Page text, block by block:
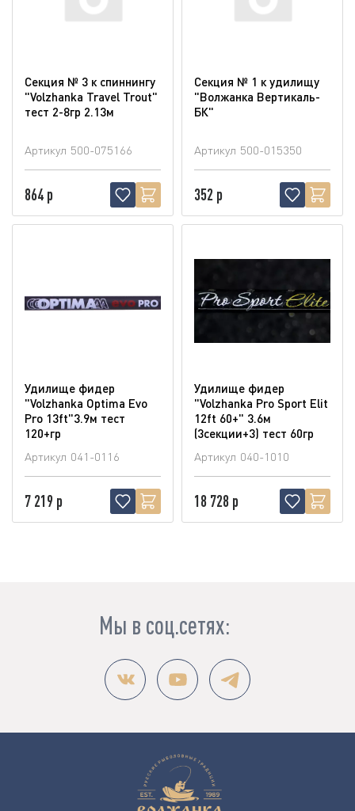
Секция № 3 к спиннингу
"Volzhanka Travel Trout"
тест 2-8гр 2.13м
Артикул 500-075166
864 р
Секция № 1 к удилищу
"Волжанка Вертикаль-
БК"
Артикул 500-015350
352 р
Удилище фидер
"Volzhanka Optima Evo
Pro 13ft"3.9м тест
120+гр
Артикул 041-0116
7 219 р
Удилище фидер
"Volzhanka Pro Sport Elit
12ft 60+" 3.6м
(3секции+3) тест 60гр
Артикул 040-1010
18 728 р
Мы в соц.сетях: